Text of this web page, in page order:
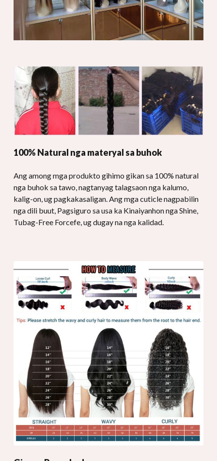
100% Natural nga materyal sa buhok
Ang among mga produkto gihimo gikan sa 100% natural
nga buhok sa tawo, nagtanyag talagsaon nga kalumo,
kalig-on, ug pagkakasaligan. Ang mga cuticle nagpabilin
nga dili buut, Pagsiguro sa usa ka Kinaiyanhon nga Shine,
Tubag-Free Forcefe, ug dugay na nga kalidad.